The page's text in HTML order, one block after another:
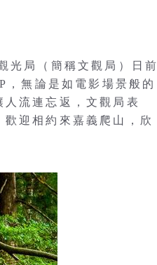
光局（簡稱文觀局）日前
無論是如電影場景般的
流連忘返，文觀局表
迎相約來嘉義爬山，欣